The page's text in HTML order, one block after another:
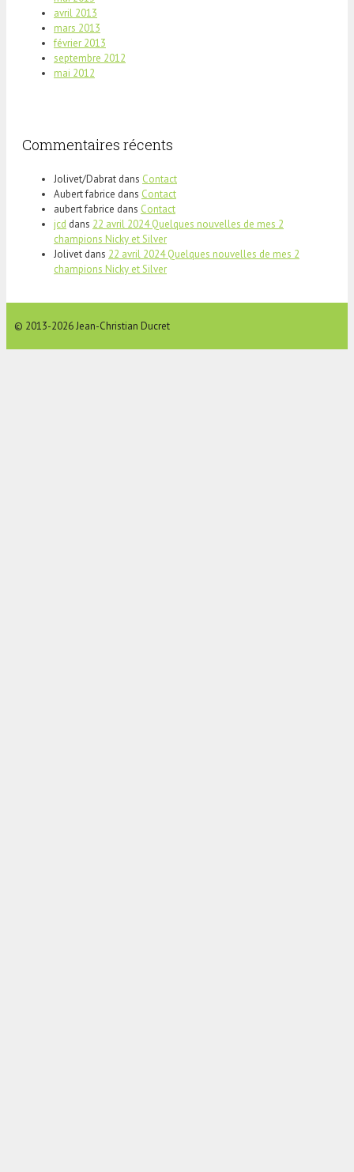
avril 2013
mars 2013
février 2013
septembre 2012
mai 2012
Commentaires récents
Jolivet/Dabrat dans Contact
Aubert fabrice dans Contact
aubert fabrice dans Contact
jcd dans 22 avril 2024 Quelques nouvelles de mes 2
champions Nicky et Silver
Jolivet dans 22 avril 2024 Quelques nouvelles de mes 2
champions Nicky et Silver
© 2013-2026 Jean-Christian Ducret